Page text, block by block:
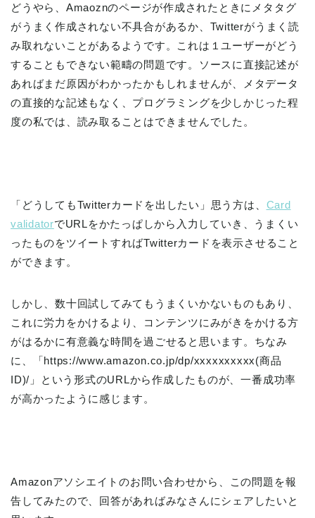
どうやら、Amaoznのページが作成されたときにメタタグ
がうまく作成されない不具合があるか、Twitterがうまく読
み取れないことがあるようです。これは１ユーザーがどう
することもできない範疇の問題です。ソースに直接記述が
あればまだ原因がわかったかもしれませんが、メタデータ
の直接的な記述もなく、プログラミングを少しかじった程
度の私では、読み取ることはできませんでした。
「どうしてもTwitterカードを出したい」思う方は、 Card
validatorでURLをかたっぱしから入力していき、うまくい
ったものをツイートすればTwitterカードを表示させること
ができます。
しかし、数十回試してみてもうまくいかないものもあり、
これに労力をかけるより、コンテンツにみがきをかける方
がはるかに有意義な時間を過ごせると思います。ちなみ
に、「https://www.amazon.co.jp/dp/xxxxxxxxxx(商品
ID)/」という形式のURLから作成したものが、一番成功率
が高かったように感じます。
Amazonアソシエイトのお問い合わせから、この問題を報
告してみたので、回答があればみなさんにシェアしたいと